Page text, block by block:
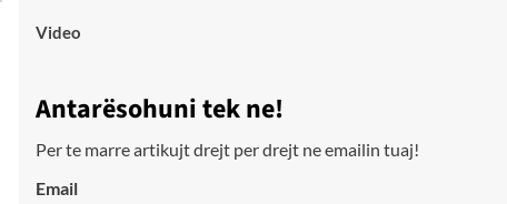
Video
Antarësohuni tek ne!
Per te marre artikujt drejt per drejt ne emailin tuaj!
Email